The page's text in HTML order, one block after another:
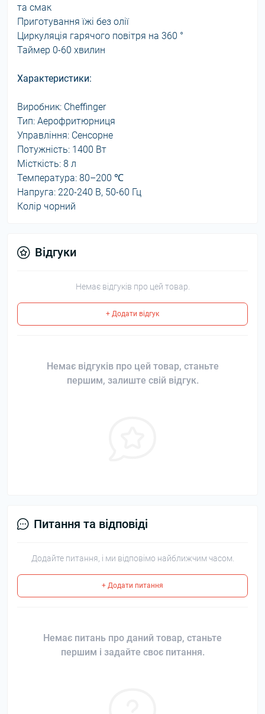
та смак
Приготування їжі без олії
Циркуляція гарячого повітря на 360 °
Таймер 0-60 хвилин
Характеристики:
Виробник: Cheffinger
Тип: Аерофритюрниця
Управління: Сенсорне
Потужність: 1400 Вт
Місткість: 8 л
Температура: 80–200 ℃
Напруга: 220-240 В, 50-60 Гц
Колір чорний
Відгуки
Немає відгуків про цей товар.
+ Додати відгук
Немає відгуків про цей товар, станьте
першим, залиште свій відгук.
Питання та відповіді
Додайте питання, і ми відповімо найближчим часом.
+ Додати питання
Немає питань про даний товар, станьте
першим і задайте своє питання.